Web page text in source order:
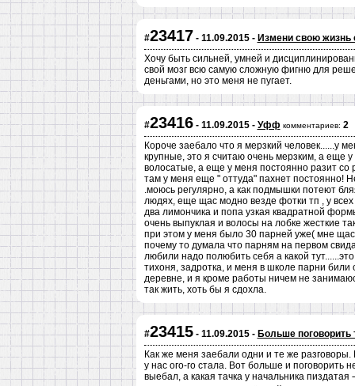
#23417 - 11.09.2015 - Измени свою жизнь
Хочу быть сильней, умней и
свой мозг всю самую сложную фигню для
деньгами, но это меня не пугает.
#23416- 11.09.2015 - Уфф комментариев: 2
Короче заебало что я мерзкий человек......у
крупные, это я считаю очень мерзким, а еще
волосатые, а еще у меня постоянно разит со
там у меня еще " оттуда" пахнет постоянно!
.моюсь регулярно, а как подмышки потеют
людях, еще щас модно везде фотки тп , у
два лимончика и попа узкая квадратной
очень выпуклая и волосы на лобке жесткие
при этом у меня было 30 парней уже( мне
почему то думала что парням на первом
любили надо полюбить себя а какой
тихоня, задротка, и меня в школе парни
деревне, и я кроме работы ничем не
так жить, хоть бы я сдохла.
#23415- 11.09.2015 - Больше поговорить
Как же меня заебали одни и те же
у нас ого-го стала. Вот больше и поговорить
выебал, а какая тачка у начальника